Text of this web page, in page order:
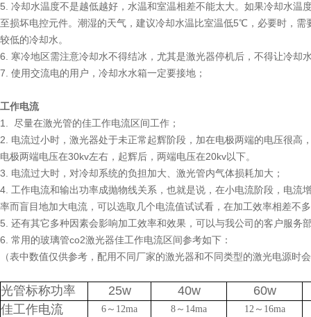
5. 冷却水温度不是越低越好，水温和室温相差不能太大。如果冷却水
至损坏电控元件。潮湿的天气，建议冷却水温比室温低5℃，必要时，
较低的冷却水。
6. 寒冷地区需注意冷却水不得结冰，尤其是激光器停机后，不得让冷却
7. 使用交流电的用户，冷却水水箱一定要接地；
工作电流
1. 尽量在激光管的佳工作电流区间工作；
2. 电流过小时，激光器处于未正常起辉阶段，加在电极两端的电压很
电极两端电压在30kv左右，起辉后，两端电压在20kv以下。
3. 电流过大时，对冷却系统的负担加大、激光管内气体损耗加大；
4. 工作电流和输出功率成抛物线关系，也就是说，在小电流阶段，电
率而盲目地加大电流，可以选取几个电流值试试看，在加工效率相差不
5. 还有其它多种因素会影响加工效率和效果，可以与我公司的客户服务
6. 常用的玻璃管co2激光器佳工作电流区间参考如下：
（表中数值仅供参考，配用不同厂家的激光器和不同类型的激光电源时
光管标称功率 25w 40w
60w
佳工作电流
6 ～ 12ma 8 ～ 14ma 12～ 16ma